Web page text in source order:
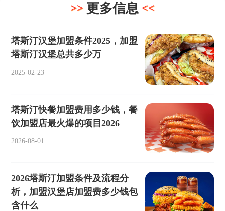
更多信息
塔斯汀汉堡加盟条件2025，加盟
塔斯汀汉堡总共多少万
2025-02-23
塔斯汀快餐加盟费用多少钱，餐
饮加盟店最火爆的项目2026
2026-08-01
2026塔斯汀加盟条件及流程分
析，加盟汉堡店加盟费多少钱包
含什么